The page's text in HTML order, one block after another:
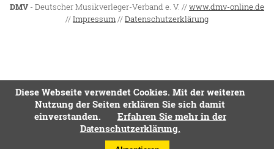
DMV - Deutscher Musikverleger-Verband e. V. //www.dmv-online.de
//Impressum//Datenschutzerklärung
Diese Webseite verwendet Cookies. Mit der weiteren
Nutzung der Seiten erklären Sie sich damit
einverstanden.
Erfahren Sie mehr in der
Datenschutzerklärung.